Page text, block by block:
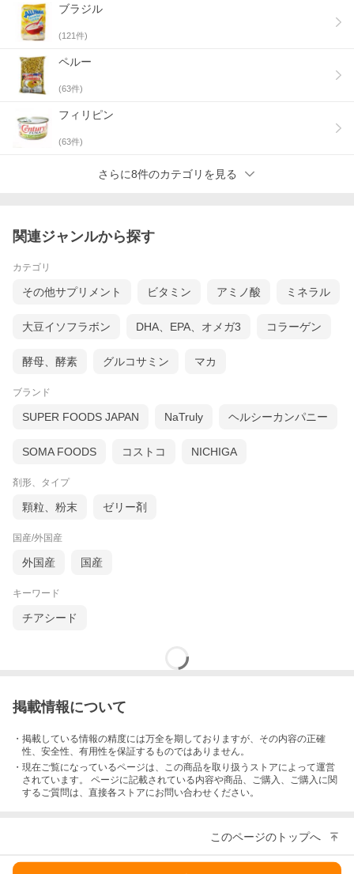
ブラジル
(121件)
ペルー
(63件)
フィリピン
(63件)
さらに8件のカテゴリを見る
関連ジャンルから探す
カテゴリ
その他サプリメント ビタミン アミノ酸 ミネラル
大豆イソフラボン DHA、EPA、オメガ3 コラーゲン
酵母、酵素 グルコサミン マカ
ブランド
SUPER FOODS JAPAN NaTruly ヘルシーカンパニー
SOMA FOODS コストコ NICHIGA
剤形、タイプ
顆粒、粉末 ゼリー剤
国産/外国産
外国産 国産
キーワード
チアシード
掲載情報について
・掲載している情報の精度には万全を期しておりますが、その内容の正確
性、安全性、有用性を保証するものではありません。
・現在ご覧になっているページは、この商品を取り扱うストアによって運営
されています。 ページに記載されている内容や商品、ご購入 、ご購入に関
するご質問は、直接各ストアにお問い合わせください。
このページのトップへ